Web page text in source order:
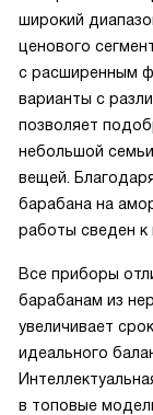
широкий
ценового
с расширенным
варианты с
позволяет
небольшой
вещей.
барабана на
работы сведен к
Все приборы
барабанам из
увеличивает
идеального
в топовые